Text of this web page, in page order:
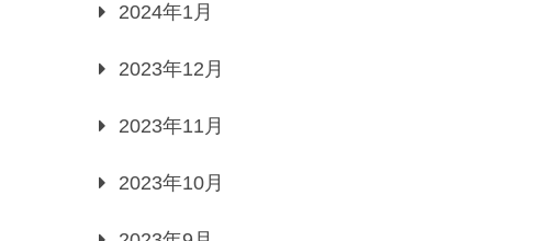
2024年1月
2023年12月
2023年11月
2023年10月